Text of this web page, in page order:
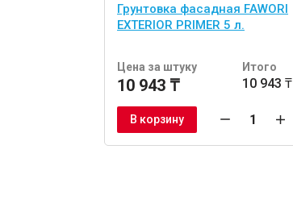
Грунтовка фасадная FAWORI
EXTERIOR PRIMER 5 л.
Цена за штуку
10 943 ₸
Итого
10 943 ₸
В корзину